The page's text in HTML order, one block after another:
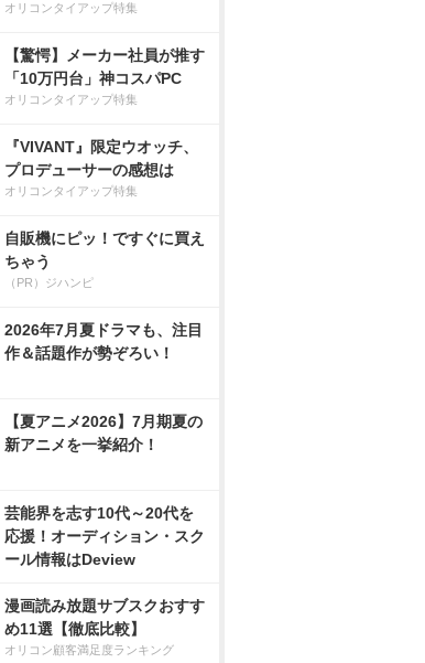
オリコンタイアップ特集
【驚愕】メーカー社員が推す
「10万円台」神コスパPC
オリコンタイアップ特集
『VIVANT』限定ウオッチ、
プロデューサーの感想は
オリコンタイアップ特集
自販機にピッ！ですぐに買え
ちゃう
（PR）ジハンピ
2026年7月夏ドラマも、注目
作＆話題作が勢ぞろい！
【夏アニメ2026】7月期夏の
新アニメを一挙紹介！
芸能界を志す10代～20代を
応援！オーディション・スク
ール情報はDeview
漫画読み放題サブスクおすす
め11選【徹底比較】
オリコン顧客満足度ランキング